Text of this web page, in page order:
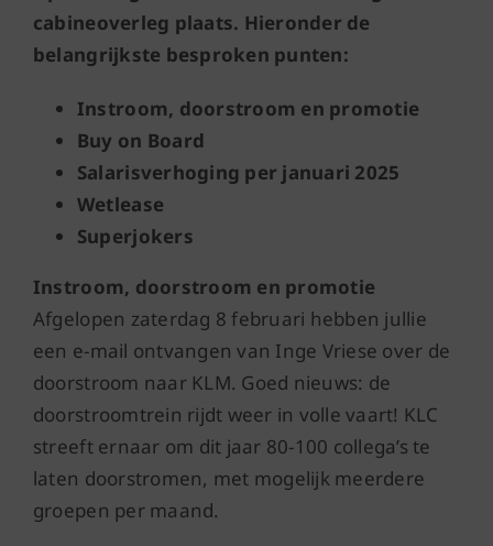
Word lid!
cabineoverleg plaats. Hieronder de
belangrijkste besproken punten:
Instroom, doorstroom en promotie
Buy on Board
Salarisverhoging per januari 2025
Wetlease
Superjokers
Instroom, doorstroom en promotie
Afgelopen zaterdag 8 februari hebben jullie
een e-mail ontvangen van Inge Vriese over de
doorstroom naar KLM. Goed nieuws: de
doorstroomtrein rijdt weer in volle vaart! KLC
streeft ernaar om dit jaar 80-100 collega’s te
laten doorstromen, met mogelijk meerdere
groepen per maand.